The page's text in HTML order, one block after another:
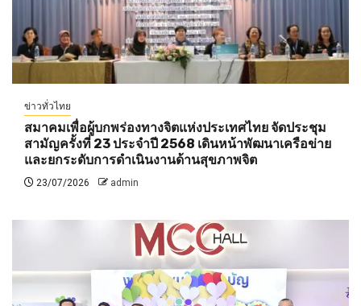
ข่าวทั่วไทย
สมาคมเพื่อผู้บกพร่องทางจิตแห่งประเทศไทย จัดประชุม
สามัญครั้งที่ 23 ประจำปี 2568 เดินหน้าพัฒนาเครือข่าย
และยกระดับการดำเนินงานด้านสุขภาพจิต
23/07/2026 admin